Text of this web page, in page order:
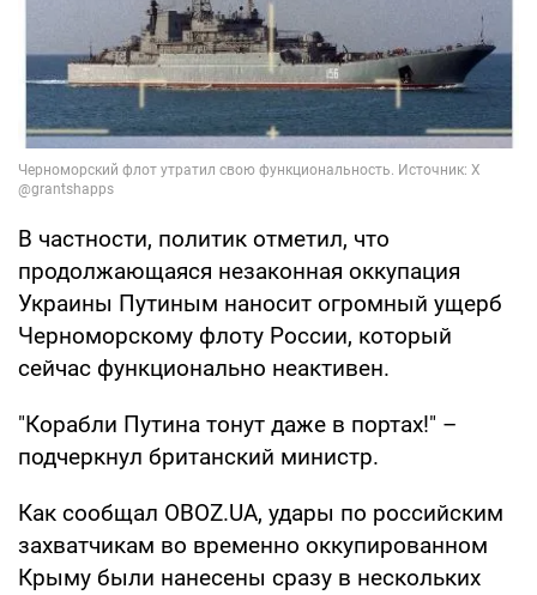
В частности, политик отметил, что
продолжающаяся незаконная оккупация
Украины Путиным наносит огромный ущерб
Черноморскому флоту России, который
сейчас функционально неактивен.
"Корабли Путина тонут даже в портах!" –
подчеркнул британский министр.
Как сообщал OBOZ.UA, удары по российским
захватчикам во временно оккупированном
Крыму были нанесены сразу в нескольких